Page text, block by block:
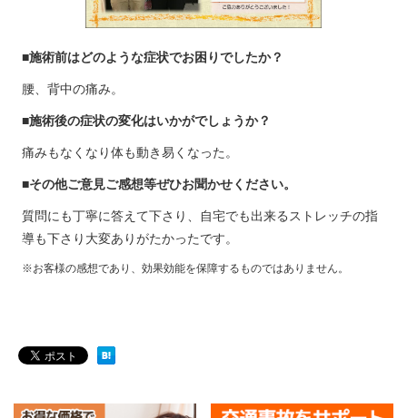
■施術前はどのような症状でお困りでしたか？
腰、背中の痛み。
■施術後の症状の変化はいかがでしょうか？
痛みもなくなり体も動き易くなった。
■その他ご意見ご感想等ぜひお聞かせください。
質問にも丁寧に答えて下さり、自宅でも出来るストレッチの指
導も下さり大変ありがたかったです。
※お客様の感想であり、効果効能を保障するものではありません。